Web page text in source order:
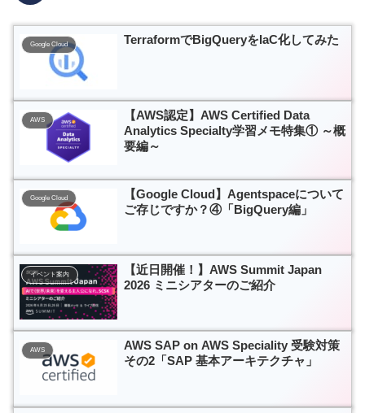
Google Cloud TerraformでBigQueryをIaC化してみた
AWS
【AWS認定】AWS Certified Data
Analytics Specialty学習メモ特集① ～概
要編～
Google Cloud
【Google Cloud】Agentspaceについて
ご存じですか？④「BigQuery編」
イベント案内
【近日開催！】AWS Summit Japan
2026 ミニシアターのご紹介
AWS
AWS SAP on AWS Speciality 受験対策
その2「SAP 基本アーキテクチャ」